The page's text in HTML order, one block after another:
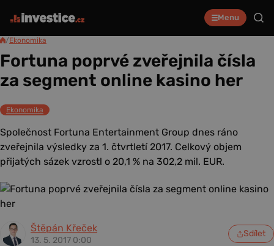
Menu
/Ekonomika
Fortuna poprvé zveřejnila čísla
za segment online kasino her
Ekonomika
Společnost Fortuna Entertainment Group dnes ráno
zveřejnila výsledky za 1. čtvrtletí 2017. Celkový objem
přijatých sázek vzrostl o 20,1 % na 302,2 mil. EUR.
Štěpán Křeček
13. 5. 2017 0:00
Sdílet